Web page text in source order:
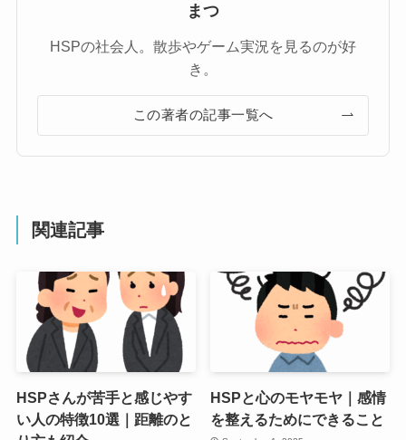
まつ
HSPの社会人。散歩やゲーム実況を見るのが好
き。
この著者の記事一覧へ
関連記事
HSPさんが苦手と感じやす
い人の特徴10選｜距離のと
HSPと心のモヤモヤ｜感情
を整えるためにできること